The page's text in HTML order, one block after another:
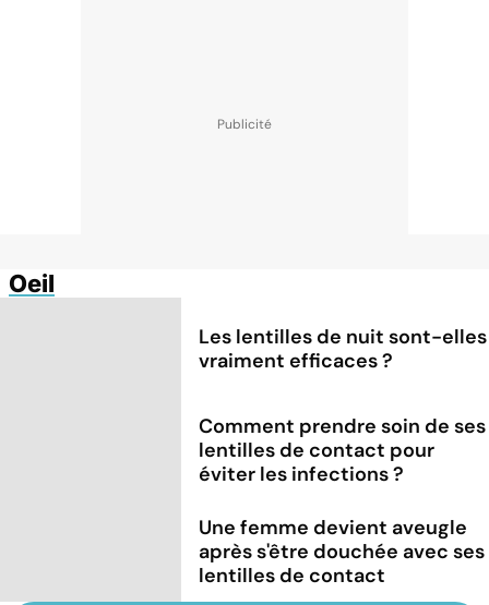
Oeil
Les lentilles de nuit sont-elles
vraiment efficaces ?
Comment prendre soin de ses
lentilles de contact pour
éviter les infections ?
Une femme devient aveugle
après s'être douchée avec ses
lentilles de contact